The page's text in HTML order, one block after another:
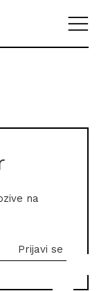
na